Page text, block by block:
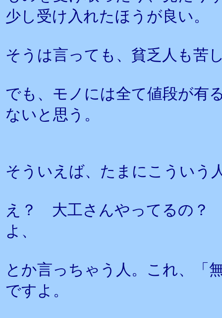
少し受け入れたほうが良い。
そうは言っても、貧乏人も苦
でも、モノには全て値段が有
ないと思う。
そういえば、たまにこういう
え？ 大工さんやってるの？
よ、
とか言っちゃう人。これ、「
ですよ。